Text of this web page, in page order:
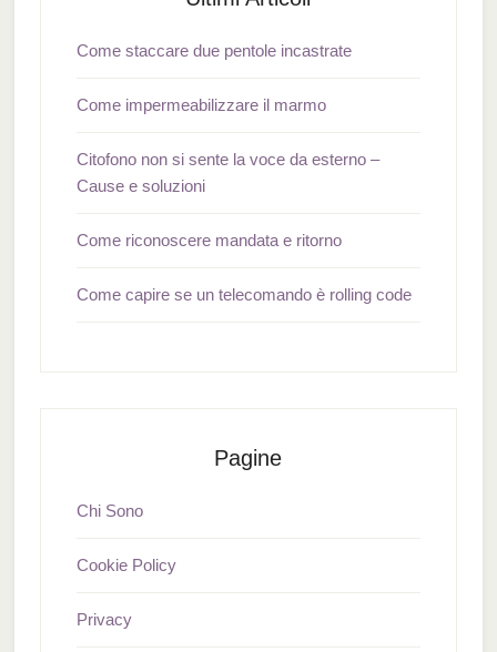
Come staccare due pentole incastrate
Come impermeabilizzare il marmo
Citofono non si sente la voce da esterno –
Cause e soluzioni
Come riconoscere mandata e ritorno
Come capire se un telecomando è rolling code
Pagine
Chi Sono
Cookie Policy
Privacy